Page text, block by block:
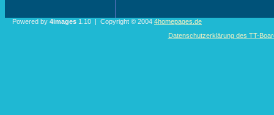
Powered by 4images 1.10 | Copyright © 2004 4homepages.de
Datenschutzerklärung des TT-